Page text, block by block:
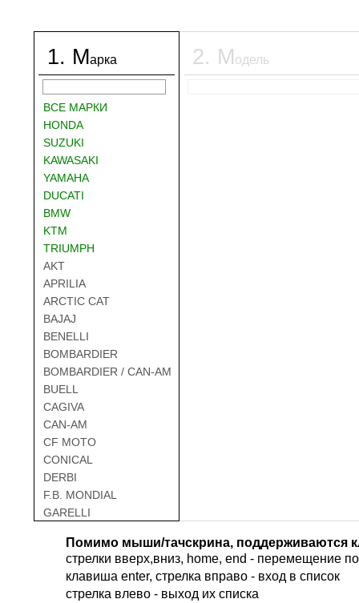
1. Марка
ВСЕ МАРКИ
HONDA
SUZUKI
KAWASAKI
YAMAHA
DUCATI
BMW
KTM
TRIUMPH
AKT
APRILIA
ARCTIC CAT
BAJAJ
BENELLI
BOMBARDIER
BOMBARDIER / CAN-AM
BUELL
CAGIVA
CAN-AM
CF MOTO
CONICAL
DERBI
F.B. MONDIAL
GARELLI
GILERA
HARLEY DAVIDSON
HERO
2. Модель
Помимо мыши/тачскрина, поддерживаются
стрелки вверх,вниз, home, end - перемещение
клавиша enter, стрелка вправо - вход в список
cтрелка влево - выход их списка